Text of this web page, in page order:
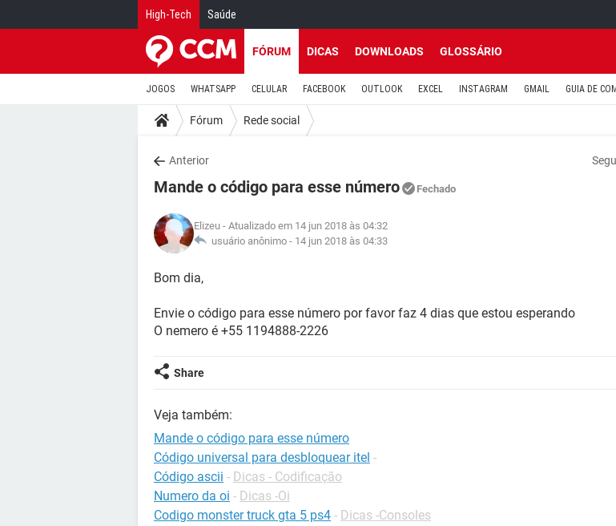
High-Tech Saúde
FÓRUM DICAS DOWNLOADS GLOSSÁRIO
JOGOS WHATSAPP CELULAR FACEBOOK OUTLOOK EXCEL INSTAGRAM GMAIL GUIA DE
Fórum Rede social
Anterior
Mande o código para esse número Fechado
Elizeu - Atualizado em 14 jun 2018 às 04:32
usuário anônimo - 14 jun 2018 às 04:33
Bom dia,
Envie o código para esse número por favor faz 4 dias que estou esperando
O nemero é +55 1194888-2226
Share
Veja também:
Mande o código para esse número
Código universal para desbloquear itel -
Código ascii - Dicas - Codificação
Numero da oi - Dicas -Oi
Codigo monster truck gta 5 ps4 - Dicas -Consoles